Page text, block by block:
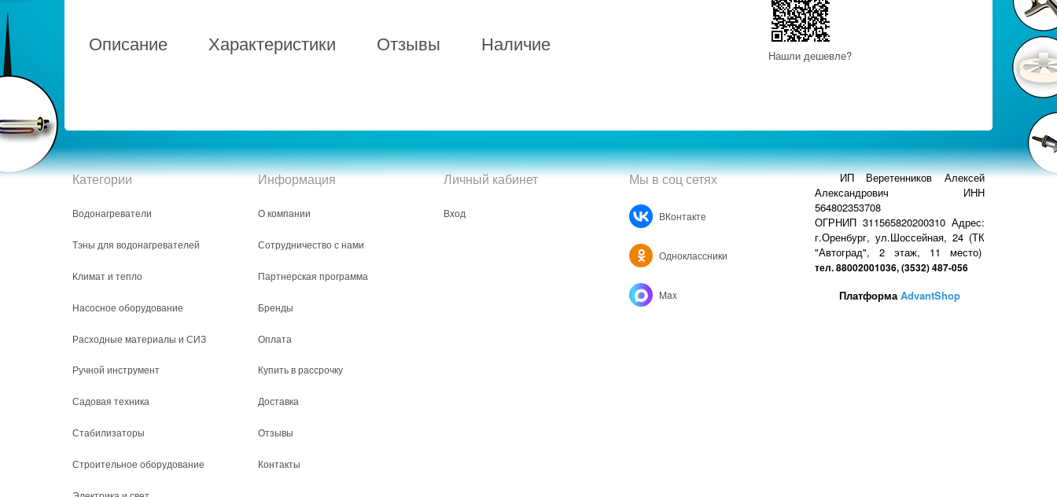
Описание Характеристики Отзывы Наличие
Нашли дешевле?
Категории
Водонагреватели
Тэны для водонагревателей
Климат и тепло
Насосное оборудование
Расходные материалы и СИЗ
Ручной инструмент
Садовая техника
Стабилизаторы
Строительное оборудование
Информация
О компании
Сотрудничество с нами
Партнерская программа
Бренды
Оплата
Купить в рассрочку
Доставка
Отзывы
Контакты
Личный кабинет
Вход
Мы в соц сетях
ВКонтакте
Одноклассники
Max
ИП Веретенников Алексей
Александрович ИНН
564802353708
ОГРНИП 311565820200310 Адрес:
г.Оренбург, ул.Шоссейная, 24 (ТК
"Автоград", 2 этаж, 11 место)
тел. 88002001036, (3532) 487-056
ПлатформаAdvantShop